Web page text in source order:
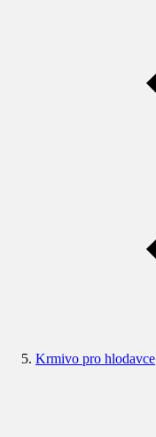
Krmivo pro hlodavce